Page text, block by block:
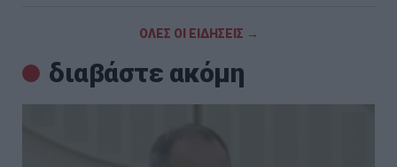
ΟΛΕΣ ΟΙ ΕΙΔΗΣΕΙΣ →
διαβάστε ακόμη